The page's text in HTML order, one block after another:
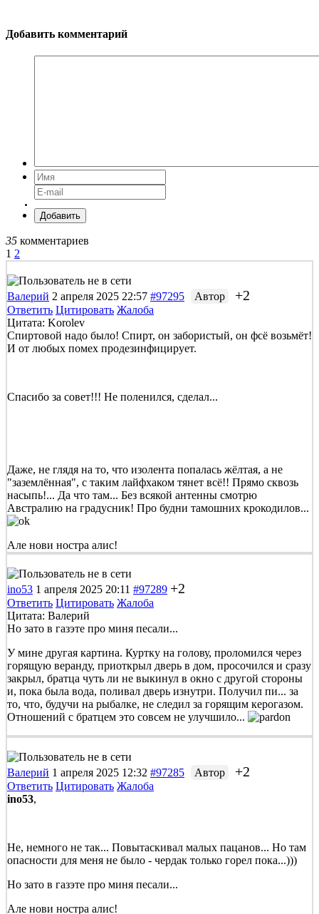
Добавить комментарий
Добавить
35 комментариев
1 2
Валерий 2 апреля 2025 22:57 #97295 Автор +2
Ответить Цитировать Жалоба
Цитата: Korolev
Спиртовой надо было! Спирт, он забористый, он фсё возьмёт!
И от любых помех продезинфицирует.
Спасибо за совет!!! Не поленился, сделал...
Даже, не глядя на то, что изолента попалась жёлтая, а не
"заземлённая", с таким лайфхаком тянет всё!! Прямо сквозь
насыпь!... Да что там... Без всякой антенны смотрю
Австралию на градусник! Про будни тамошних крокодилов...
Але нови ностра алис!
ino53 1 апреля 2025 20:11 #97289 +2
Ответить Цитировать Жалоба
Цитата: Валерий
Но зато в газэте про миня песали...
У мине другая картина. Куртку на голову, проломился через
горящую веранду, приоткрыл дверь в дом, просочился и сразу
закрыл, братца чуть ли не выкинул в окно с другой стороны
и, пока была вода, поливал дверь изнутри. Получил пи... за
то, что, будучи на рыбалке, не следил за горящим керогазом.
Отношений с братцем это совсем не улучшило...
Валерий 1 апреля 2025 12:32 #97285 Автор +2
Ответить Цитировать Жалоба
ino53,
Не, немного не так... Повытаскивал малых пацанов... Но там
опасности для меня не было - чердак только горел пока...)))
Но зато в газэте про миня песали...
Але нови ностра алис!